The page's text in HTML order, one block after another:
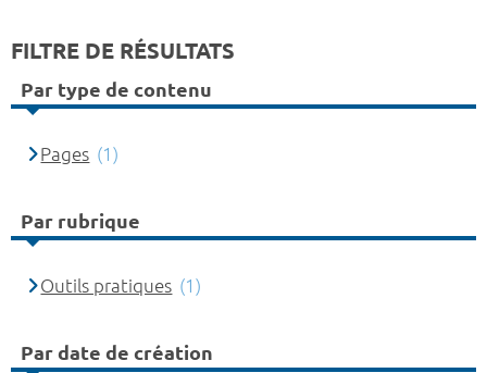
FILTRE DE RÉSULTATS
Par type de contenu
Pages (1)
Par rubrique
Outils pratiques (1)
Par date de création